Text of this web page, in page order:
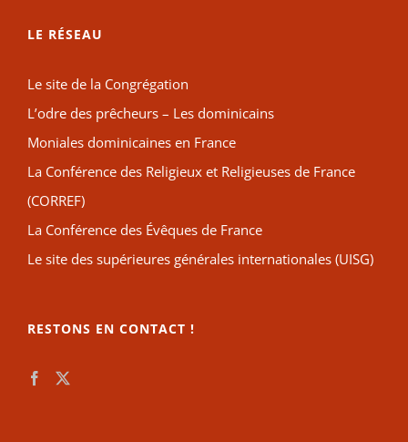
LE RÉSEAU
Le site de la Congrégation
L’odre des prêcheurs – Les dominicains
Moniales dominicaines en France
La Conférence des Religieux et Religieuses de France
(CORREF)
La Conférence des Évêques de France
Le site des supérieures générales internationales (UISG)
RESTONS EN CONTACT !